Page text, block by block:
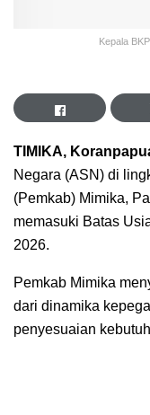
Kepala
TIMIKA,
Negara (ASN) di
(Pemkab) Mimika,
memasuki Batas
2026.
Pemkab Mimika
dari dinamika
penyesuaian